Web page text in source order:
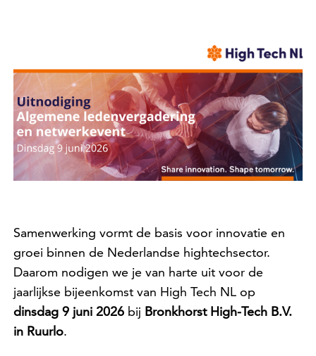
Samenwerking vormt de basis voor innovatie en
groei binnen de Nederlandse hightechsector.
Daarom nodigen we je van harte uit voor de
jaarlijkse bijeenkomst van High Tech NL op
dinsdag 9 juni 2026 bij Bronkhorst High-Tech B.V.
in Ruurlo.